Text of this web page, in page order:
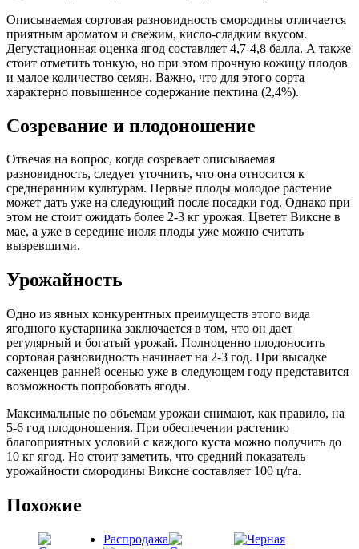
Описываемая сортовая разновидность смородины отличается
приятным ароматом и свежим, кисло-сладким вкусом.
Дегустационная оценка ягод составляет 4,7-4,8 балла. А также
стоит отметить тонкую, но при этом прочную кожицу плодов
и малое количество семян. Важно, что для этого сорта
характерно повышенное содержание пектина (2,4%).
Созревание и плодоношение
Отвечая на вопрос, когда созревает описываемая
разновидность, следует уточнить, что она относится к
среднеранним культурам. Первые плоды молодое растение
может дать уже на следующий после посадки год. Однако при
этом не стоит ожидать более 2-3 кг урожая. Цветет Виксне в
мае, а уже в середине июля плоды уже можно считать
вызревшими.
Урожайность
Одно из явных конкурентных преимуществ этого вида
ягодного кустарника заключается в том, что он дает
регулярный и богатый урожай. Полноценно плодоносить
сортовая разновидность начинает на 2-3 год. При высадке
саженцев ранней осенью уже в следующем году представится
возможность попробовать ягоды.
Максимальные по объемам урожаи снимают, как правило, на
5-6 год плодоношения. При обеспечении растению
благоприятных условий с каждого куста можно получить до
10 кг ягод. Но стоит заметить, что средний показатель
урожайности смородины Виксне составляет 100 ц/га.
Похожие
Распродажа!